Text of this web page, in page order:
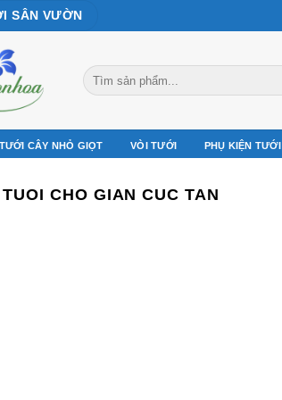
SÂN VƯỜN
Tìm
kiếm:
CÂY NHỎ GIỌT VÒI TƯỚI PHỤ KIỆN TƯỚI
CHO GIAN CUC TAN